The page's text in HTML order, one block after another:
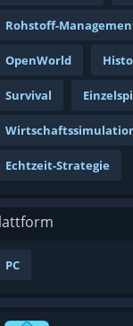
Rohstoff-
OpenWorld
Survival
Echtzeit-Strategie
PC